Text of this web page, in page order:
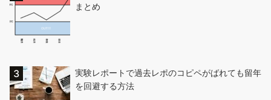
まとめ
実験レポートで過去レポのコピペがばれても留年
を回避する方法